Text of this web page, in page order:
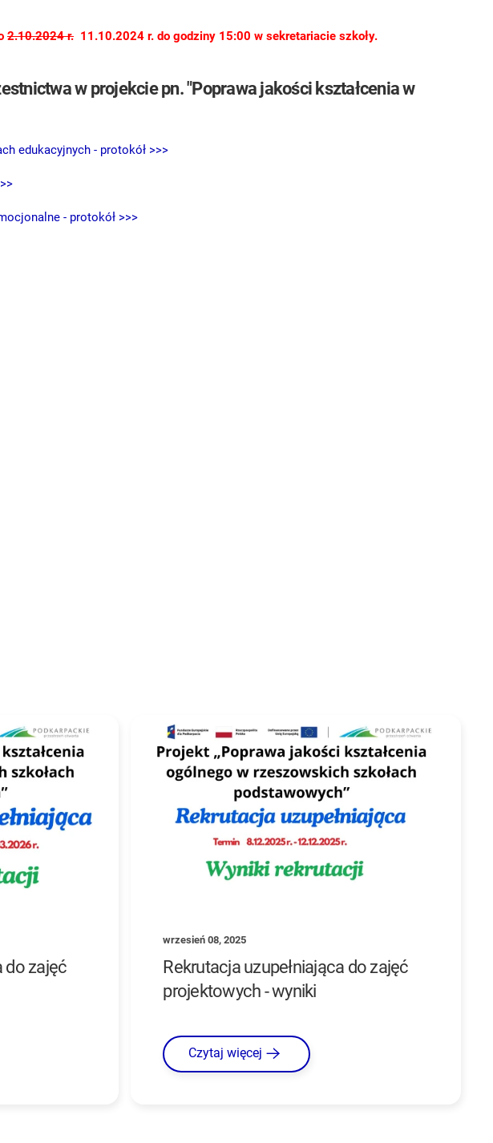
2.10.2024 r. 11.10.2024 r. do godziny 15:00 w sekretariacie szkoły.
w projekcie pn. "Poprawa jakości kształcenia w
edukacyjnych - protokół >>>
- protokół >>>
do zajęć
wrzesień 08, 2025
Rekrutacja uzupełniająca do zajęć
projektowych - wyniki
Czytaj więcej